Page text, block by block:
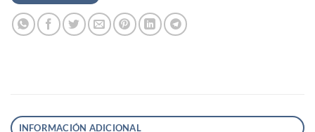
INFORMACIÓN ADICIONAL